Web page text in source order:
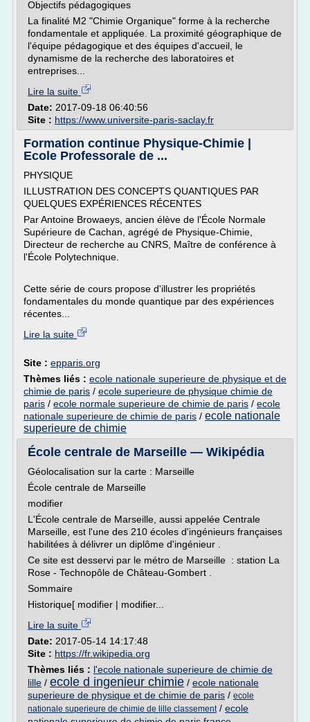
Objectifs pédagogiques
La finalité M2 "Chimie Organique" forme à la recherche
fondamentale et appliquée. La proximité géographique de
l'équipe pédagogique et des équipes d'accueil, le
dynamisme de la recherche des laboratoires et
entreprises...
Lire la suite
Date: 2017-09-18 06:40:56
Site : https://www.universite-paris-saclay.fr
Formation continue Physique-Chimie |
Ecole Professorale de ...
PHYSIQUE
ILLUSTRATION DES CONCEPTS QUANTIQUES PAR
QUELQUES EXPÉRIENCES RÉCENTES
Par Antoine Browaeys, ancien élève de l'École Normale
Supérieure de Cachan, agrégé de Physique-Chimie,
Directeur de recherche au CNRS, Maître de conférence à
l'École Polytechnique.
Cette série de cours propose d'illustrer les propriétés
fondamentales du monde quantique par des expériences
récentes...
Lire la suite
Site : epparis.org
Thèmes liés : ecole nationale superieure de physique et de
chimie de paris / ecole superieure de physique chimie de
paris / ecole normale superieure de chimie de paris / ecole
nationale superieure de chimie de paris / ecole nationale
superieure de chimie
École centrale de Marseille — Wikipédia
Géolocalisation sur la carte : Marseille
École centrale de Marseille
modifier
L'École centrale de Marseille, aussi appelée Centrale
Marseille, est l'une des 210 écoles d'ingénieurs françaises
habilitées à délivrer un diplôme d'ingénieur .
Ce site est desservi par le métro de Marseille : station La
Rose - Technopôle de Château-Gombert .
Sommaire
Historique[ modifier | modifier...
Lire la suite
Date: 2017-05-14 14:17:48
Site : https://fr.wikipedia.org
Thèmes liés : l'ecole nationale superieure de chimie de
lille / ecole d ingenieur chimie / ecole nationale
superieure de physique et de chimie de paris / ecole
nationale superieure de chimie de lille classement/ ecole